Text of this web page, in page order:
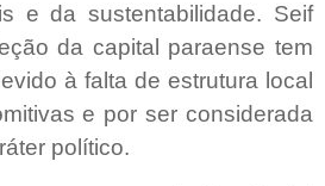
e da sustentabilidade. Seif
da capital paraense tem
à falta de estrutura local
e por ser considerada
político.